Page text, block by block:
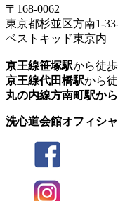
〒168-0062
東京都杉並区方南1-
ベストキッド東京内
京王線笹塚駅から徒
京王線代田橋駅から
丸の内線方南町駅から
洗心道会館オフィシ